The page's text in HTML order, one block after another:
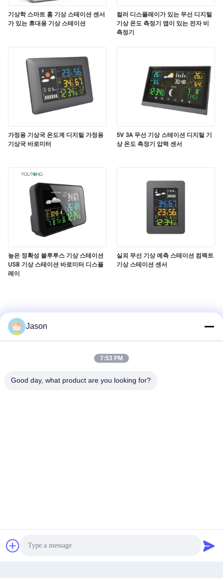
기상학 스마트 홈 기상 스테이션 센서
가 있는 휴대용 기상 스테이션
컬러 디스플레이가 있는 무선 디지털
기상 온도 측정기 앱이 있는 전자 비
측정기
가정용 기상국 온도계 디지털 가정용
기상국 바로미터
5V 3A 무선 기상 스테이션 디지털 기
상 온도 측정기 압력 센서
높은 정확성 블루투스 기상 스테이션
USB 기상 스테이션 바로미터 디스플
레이
실외 무선 기상 예측 스테이션 컴팩트
기상 스테이션 센서
주소
Jason
7:53 PM
Good day, what product are you looking for?